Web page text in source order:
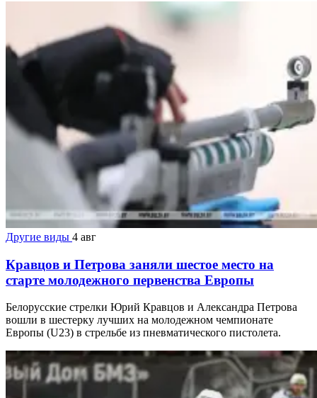
Другие виды 4 авг
Кравцов и Петрова заняли шестое место на
старте молодежного первенства Европы
Белорусские стрелки Юрий Кравцов и Александра Петрова
вошли в шестерку лучших на молодежном чемпионате
Европы (U23) в стрельбе из пневматического пистолета.